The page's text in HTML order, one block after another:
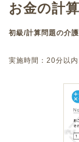
お金の計
初級/計算問題の介
実施時間：20分以内